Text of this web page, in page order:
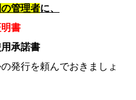
管理者に、
書
承諾書
発行を頼んでおきましょ